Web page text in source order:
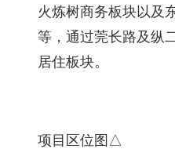
火炼树商务板块以及
等，通过莞长路及纵
居住板块。
项目区位图△